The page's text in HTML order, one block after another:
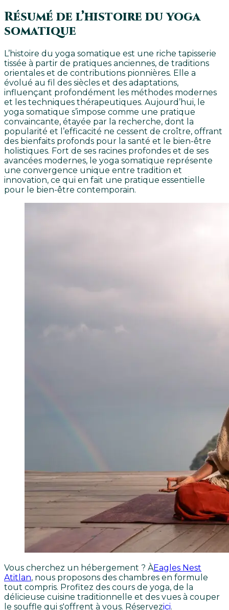
Résumé de l’histoire du yoga
somatique
L’histoire du yoga somatique est une riche tapisserie
tissée à partir de pratiques anciennes, de traditions
orientales et de contributions pionnières. Elle a
évolué au fil des siècles et des adaptations,
influençant profondément les méthodes modernes
et les techniques thérapeutiques. Aujourd’hui, le
yoga somatique s’impose comme une pratique
convaincante, étayée par la recherche, dont la
popularité et l’efficacité ne cessent de croître, offrant
des bienfaits profonds pour la santé et le bien-être
holistiques. Fort de ses racines profondes et de ses
avancées modernes, le yoga somatique représente
une convergence unique entre tradition et
innovation, ce qui en fait une pratique essentielle
pour le bien-être contemporain.
Vous cherchez un hébergement ? ÀEagles Nest
Atitlan, nous proposons des chambres en formule
tout compris. Profitez des cours de yoga, de la
délicieuse cuisine traditionnelle et des vues à couper
le souffle qui s'offrent à vous. Réservezici.